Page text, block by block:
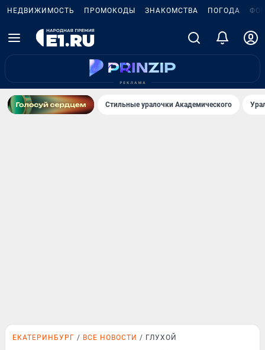
НЕДВИЖИМОСТЬ ПРОМОКОДЫ ЗНАКОМСТВА ПОГОДА
Стильные уралочки Академического
ЕКАТЕРИНБУРГ ВСЕ НОВОСТИ ГЛУХОЙ